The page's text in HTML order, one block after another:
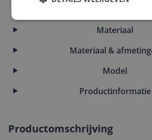
Materiaal
Materiaal &
Model
Productinformatie
Productomschrijving